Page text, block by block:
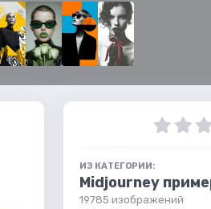
ИЗ КАТЕГОРИИ:
Midjourney
19785 изображений